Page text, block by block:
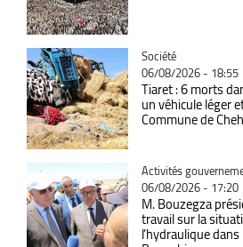
Catégorie
Société
06/08/2026 - 18:55
Tiaret : 6 morts
un véhicule léger
Commune de
Catégorie
Activités
06/08/2026 - 17:20
M. Bouzegza
travail sur la
l’hydraulique